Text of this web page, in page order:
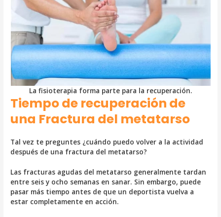
La fisioterapia forma parte para la recuperación.
Tiempo de recuperación de
una Fractura del metatarso
Tal vez te preguntes ¿cuándo puedo volver a la actividad
después de una fractura del metatarso?
Las fracturas agudas del metatarso generalmente tardan
entre seis y ocho semanas en sanar. Sin embargo, puede
pasar más tiempo antes de que un deportista vuelva a
estar completamente en acción.